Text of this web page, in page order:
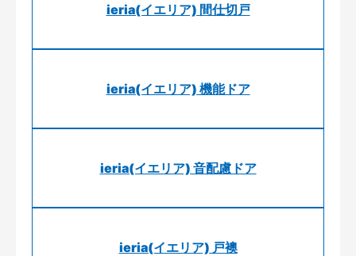
ieria(イエリア) 間仕切戸
ieria(イエリア) 機能ドア
ieria(イエリア) 音配慮ドア
ieria(イエリア) 戸襖